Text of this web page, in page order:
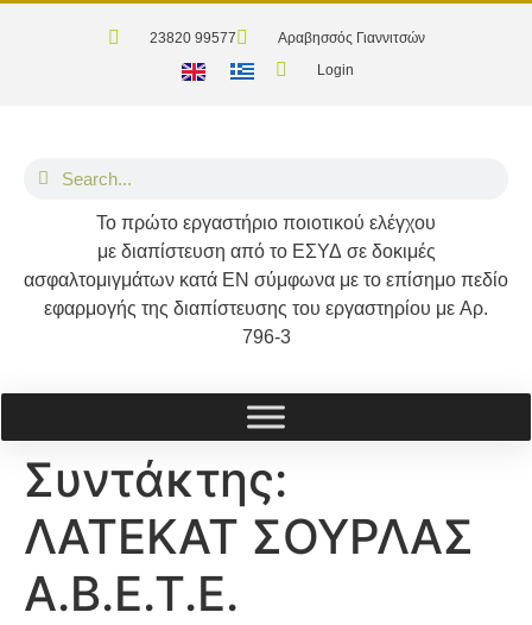
23820 99577
Αραβησσός Γιαννιτσών
Login
Το πρώτο εργαστήριο ποιοτικού ελέγχου
με διαπίστευση από το ΕΣΥΔ σε δοκιμές
ασφαλτομιγμάτων κατά ΕΝ σύμφωνα με το επίσημο πεδίο
εφαρμογής της διαπίστευσης του εργαστηρίου με Αρ.
796-3
Συντάκτης:
ΛΑΤΕΚΑΤ ΣΟΥΡΛΑΣ
Α.Β.Ε.Τ.Ε.